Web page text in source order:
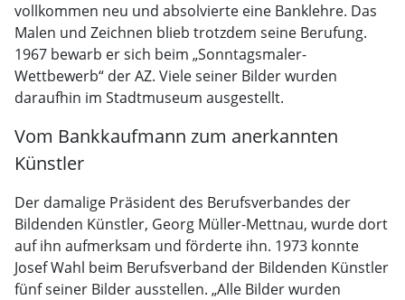
vollkommen neu und absolvierte eine Banklehre. Das
Malen und Zeichnen blieb trotzdem seine Berufung.
1967 bewarb er sich beim „Sonntagsmaler-
Wettbewerb“ der AZ. Viele seiner Bilder wurden
daraufhin im Stadtmuseum ausgestellt.
Vom Bankkaufmann zum anerkannten
Künstler
Der damalige Präsident des Berufsverbandes der
Bildenden Künstler, Georg Müller-Mettnau, wurde dort
auf ihn aufmerksam und förderte ihn. 1973 konnte
Josef Wahl beim Berufsverband der Bildenden Künstler
fünf seiner Bilder ausstellen. „Alle Bilder wurden